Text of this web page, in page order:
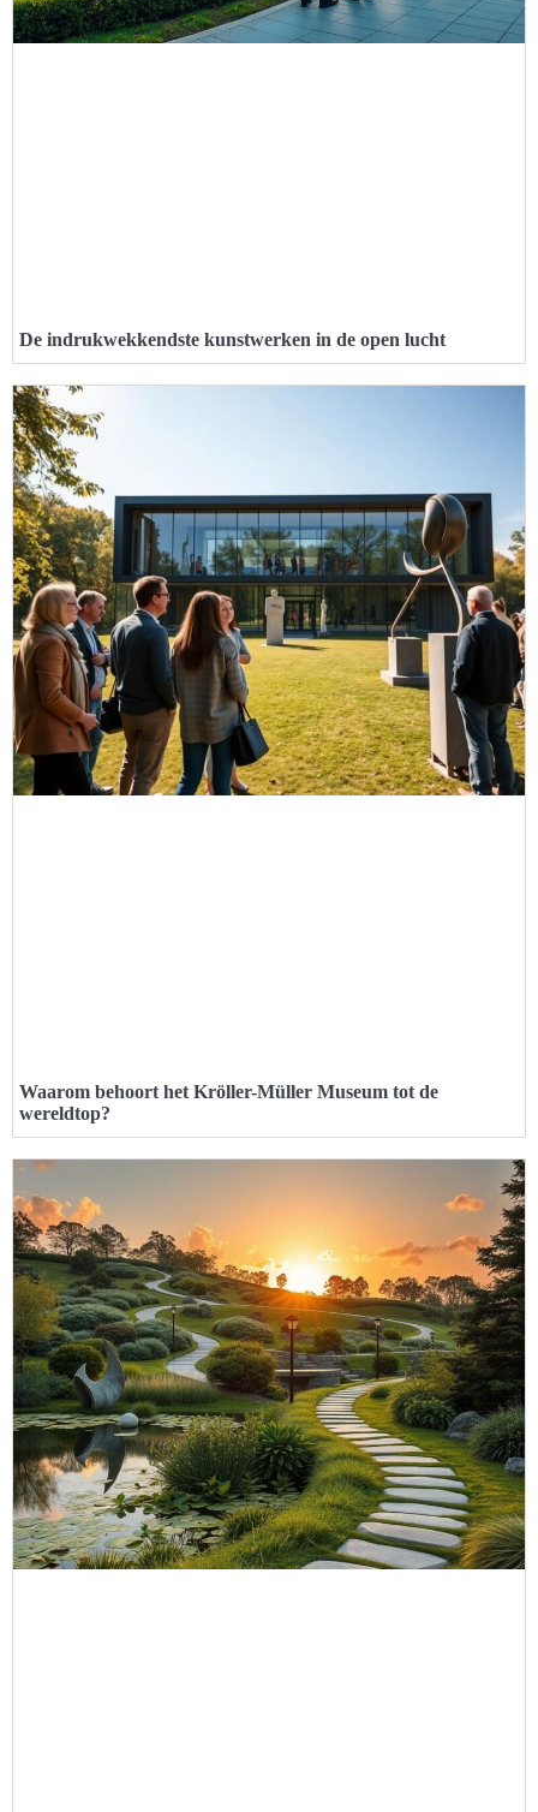
De indrukwekkendste kunstwerken in de open lucht
Waarom behoort het Kröller-Müller Museum tot de
wereldtop?